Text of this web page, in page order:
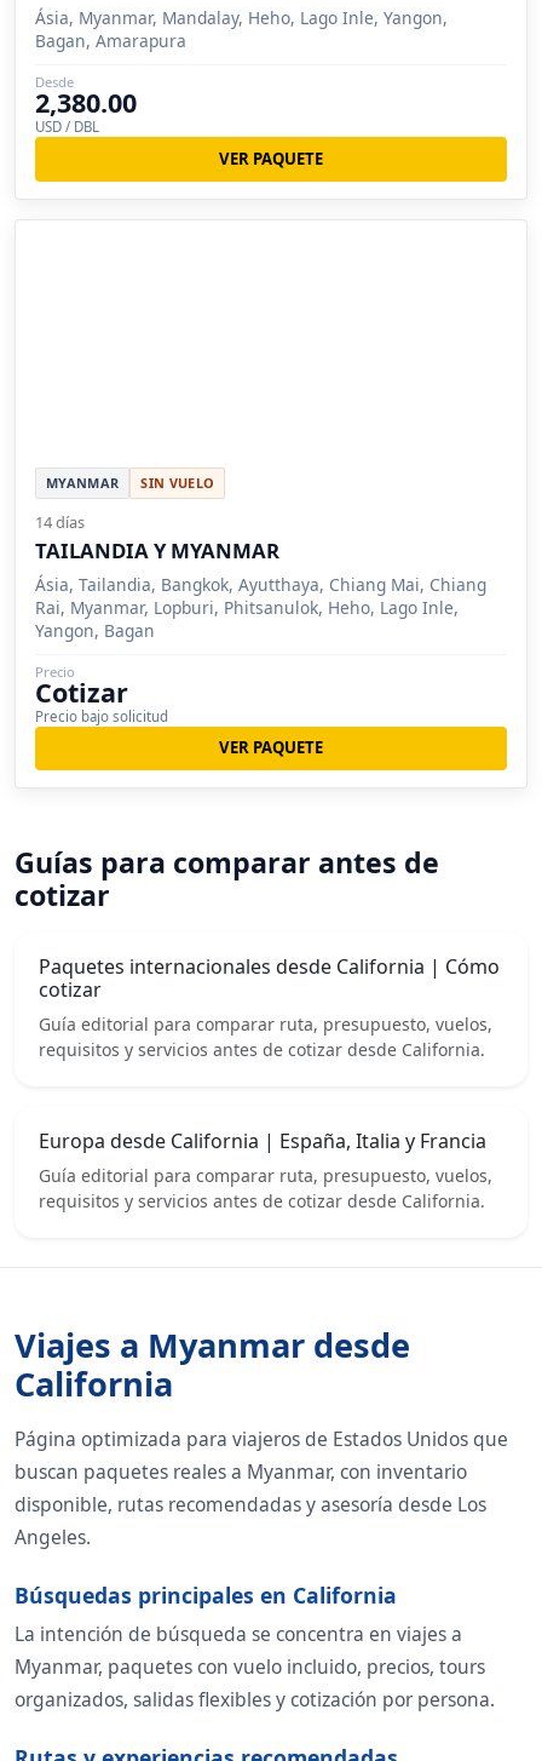
Ásia, Myanmar, Mandalay, Heho, Lago Inle, Yangon,
Bagan, Amarapura
Desde
2,380.00
USD / DBL
VER PAQUETE
MYANMAR SIN VUELO
14 días
TAILANDIA Y MYANMAR
Ásia, Tailandia, Bangkok, Ayutthaya, Chiang Mai, Chiang
Rai, Myanmar, Lopburi, Phitsanulok, Heho, Lago Inle,
Yangon, Bagan
Precio
Cotizar
Precio bajo solicitud
VER PAQUETE
Guías para comparar antes de
cotizar
Paquetes internacionales desde California | Cómo
cotizar
Guía editorial para comparar ruta, presupuesto, vuelos,
requisitos y servicios antes de cotizar desde California.
Europa desde California | España, Italia y Francia
Guía editorial para comparar ruta, presupuesto, vuelos,
requisitos y servicios antes de cotizar desde California.
Viajes a Myanmar desde
California
Página optimizada para viajeros de Estados Unidos que
buscan paquetes reales a Myanmar, con inventario
disponible, rutas recomendadas y asesoría desde Los
Angeles.
Búsquedas principales en California
La intención de búsqueda se concentra en viajes a
Myanmar, paquetes con vuelo incluido, precios, tours
organizados, salidas flexibles y cotización por persona.